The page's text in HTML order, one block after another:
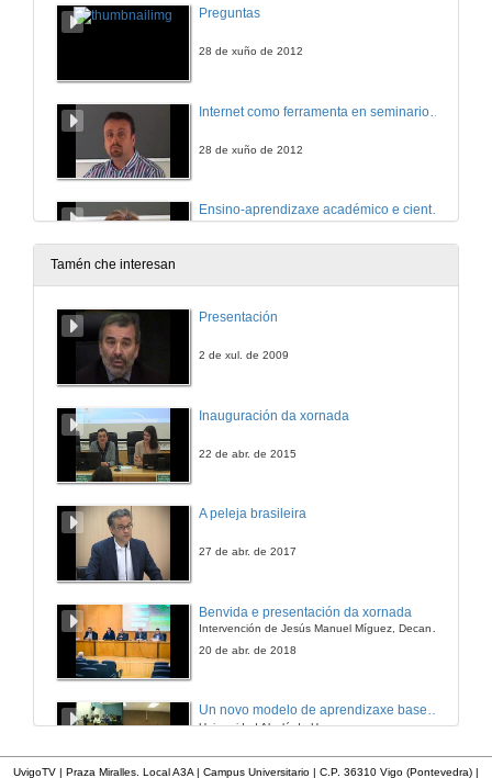
Preguntas
28 de xuño de 2012
28 de xuño de 2012
Ensino-aprendizaxe académico e científico, ¡ quen sabe onde exerceremos !
28 de xuño de 2012
Tamén che interesan
Presentación
2 de xul. de 2009
Inauguración da xornada
22 de abr. de 2015
A peleja brasileira
27 de abr. de 2017
Benvida e presentación da xornada
Intervención de Jesús Manuel Míguez, Decano da Facultade de Bioloxía
20 de abr. de 2018
Un novo modelo de aprendizaxe baseado en problemas
Universidad Alcalá de Henares
UvigoTV | Praza Miralles. Local A3A | Campus Universitario | C.P. 36310 Vigo (Pontevedra) |